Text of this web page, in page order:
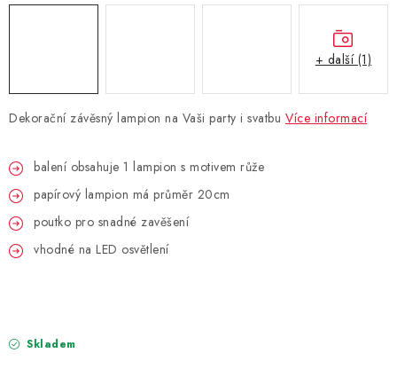
HELIUM NA BALÓNKY
OSLAVA PODLE BAREV
PARTY FOTOKOUTEK
ROZLUČKA SE SVOBODOU
Dekorační závěsný lampion na Vaši party i svatbu Více informací
balení obsahuje 1 lampion s motivem růže
papírový lampion má průměr 20cm
poutko pro snadné zavěšení
vhodné na LED osvětlení
Skladem
+ další (1)